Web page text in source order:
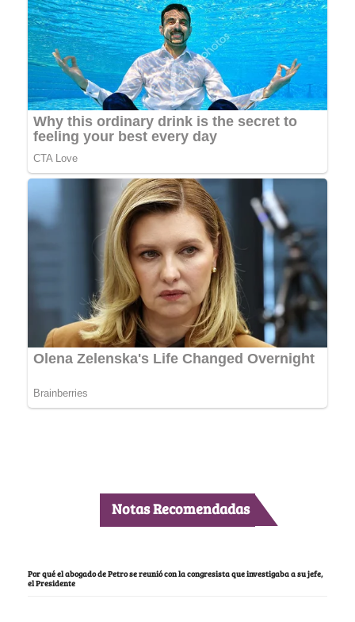
Notas Recomendadas
Por qué el abogado de Petro se reunió con la congresista que investigaba a su jefe,
el Presidente